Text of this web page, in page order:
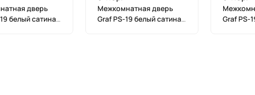
дверь
белый сатинат
Межкомнатная дверь
Graf PS-19 белый сатинат
Graf PS-